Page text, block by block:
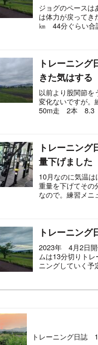
ジョグのペースは
は体力が戻って
㎞ 44分ぐらい
トレーニン
きた気はする
以前より股関節を
変化ないですが
50m走 2本 8.3
トレーニン
量下げました
10月なのに気温
重量を下げてその
なので。練習メ
トレーニン
2023年 4月2日
ムは13分切りト
ニングしていく
トレーニング日誌